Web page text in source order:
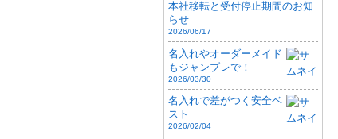
本社移転と受付停止期間のお知
らせ
2026/06/17
名入れやオーダーメイド
もジャンブレで！
2026/03/30
名入れで差がつく安全ベ
スト
2026/02/04